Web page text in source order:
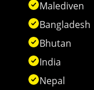
Malediven
Bangladesh
Bhutan
India
Nepal